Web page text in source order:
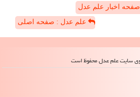
صفحه اخبار علم عدل
علم عدل : صفحه اصلی